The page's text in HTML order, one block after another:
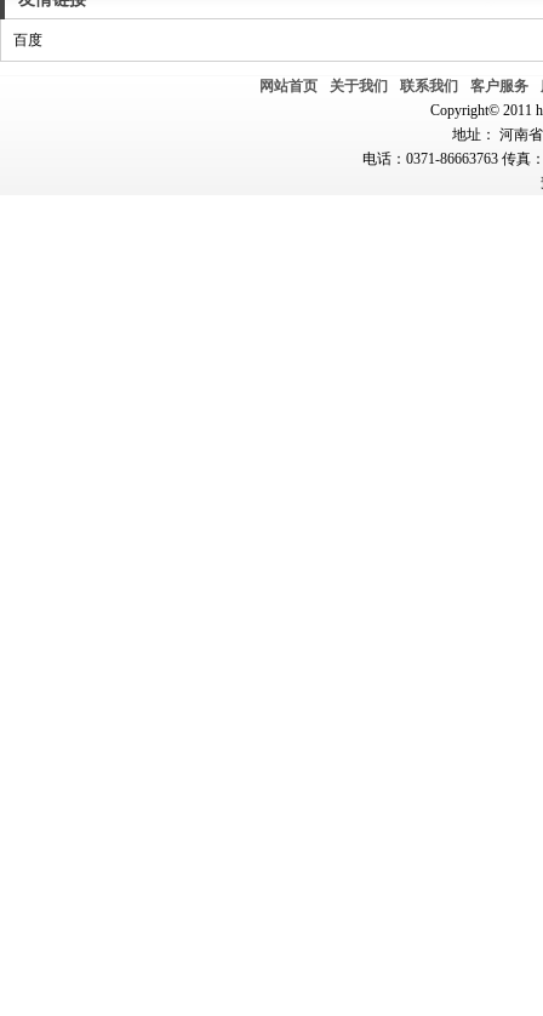
百度
网站首页 关于我们 联系我们 客户服务
Copyright© 2011
地址： 河南
电话：0371-86663763 传真